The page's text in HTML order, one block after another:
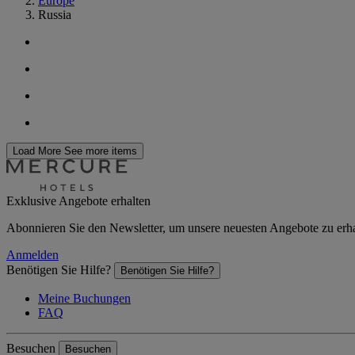
Russia
Load More See more items
Exklusive Angebote erhalten
Abonnieren Sie den Newsletter, um unsere neuesten Angebote zu
Anmelden
Benötigen Sie Hilfe?
Benötigen Sie Hilfe?
Meine Buchungen
FAQ
Besuchen Besuchen